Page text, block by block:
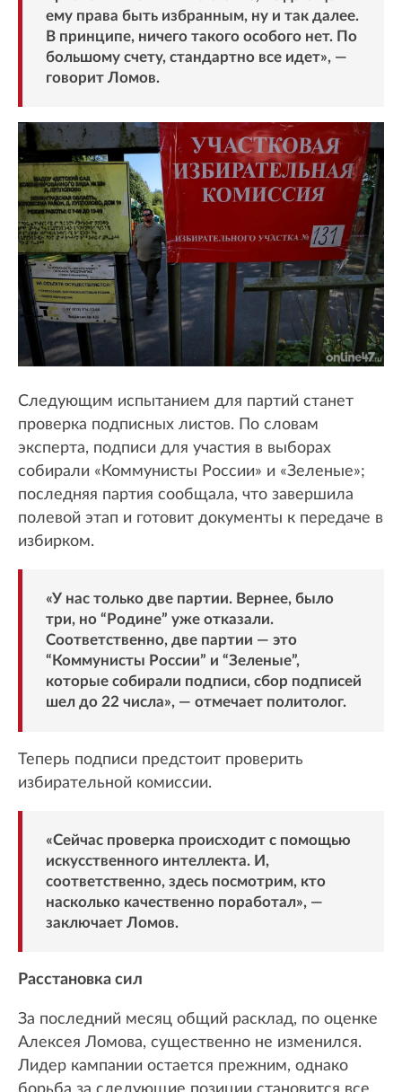
ему права быть избранным, ну и так далее.
В принципе, ничего такого особого нет. По
большому счету, стандартно все идет», —
говорит Ломов.
Следующим испытанием для партий станет
проверка подписных листов. По словам
эксперта, подписи для участия в выборах
собирали «Коммунисты России» и «Зеленые»;
последняя партия сообщала, что завершила
полевой этап и готовит документы к передаче в
избирком.
«У нас только две партии. Вернее, было
три, но “Родине” уже отказали.
Соответственно, две партии — это
“Коммунисты России” и “Зеленые”,
которые собирали подписи, сбор подписей
шел до 22 числа», — отмечает политолог.
Теперь подписи предстоит проверить
избирательной комиссии.
«Сейчас проверка происходит с помощью
искусственного интеллекта. И,
соответственно, здесь посмотрим, кто
насколько качественно поработал», —
заключает Ломов.
Расстановка сил
За последний месяц общий расклад, по оценке
Алексея Ломова, существенно не изменился.
Лидер кампании остается прежним, однако